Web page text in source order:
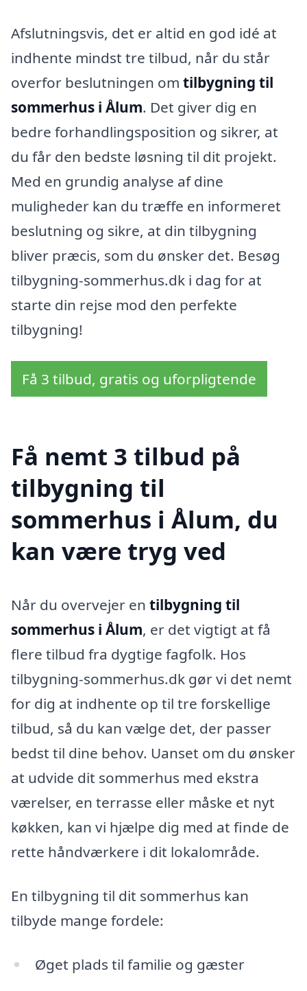
Afslutningsvis, det er altid en god idé at
indhente mindst tre tilbud, når du står
overfor beslutningen om tilbygning til
sommerhus i Ålum. Det giver dig en
bedre forhandlingsposition og sikrer, at
du får den bedste løsning til dit projekt.
Med en grundig analyse af dine
muligheder kan du træffe en informeret
beslutning og sikre, at din tilbygning
bliver præcis, som du ønsker det. Besøg
tilbygning-sommerhus.dk i dag for at
starte din rejse mod den perfekte
tilbygning!
Få 3 tilbud, gratis og uforpligtende
Få nemt 3 tilbud på
tilbygning til
sommerhus i Ålum, du
kan være tryg ved
Når du overvejer en tilbygning til
sommerhus i Ålum, er det vigtigt at få
flere tilbud fra dygtige fagfolk. Hos
tilbygning-sommerhus.dk gør vi det nemt
for dig at indhente op til tre forskellige
tilbud, så du kan vælge det, der passer
bedst til dine behov. Uanset om du ønsker
at udvide dit sommerhus med ekstra
værelser, en terrasse eller måske et nyt
køkken, kan vi hjælpe dig med at finde de
rette håndværkere i dit lokalområde.
En tilbygning til dit sommerhus kan
tilbyde mange fordele:
Øget plads til familie og gæster